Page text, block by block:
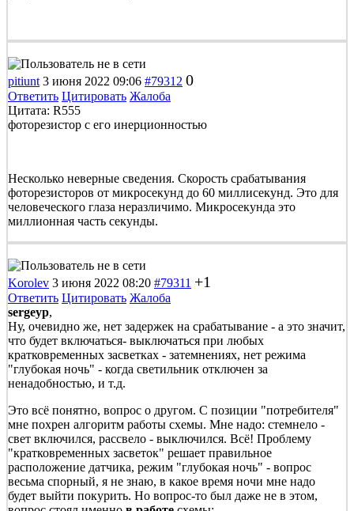
pitiunt 3 июня 2022 09:06 #79312 0
Ответить Цитировать Жалоба
Цитата: R555
фоторезистор с его инерционностью
Несколько неверные сведения. Скорость срабатывания
фоторезисторов от микросекунд до 60 миллисекунд. Это для
человеческого глаза неразличимо. Микросекунда это
миллионная часть секунды.
Korolev 3 июня 2022 08:20 #79311 +1
Ответить Цитировать Жалоба
sergeyp,
Ну, очевидно же, нет задержек на срабатывание - а это значит,
что будет включаться- выключаться при любых
кратковременных засветках - затемнениях, нет режима
"глубокая ночь" - когда светильник отключен за
ненадобностью, и т.д.
Это всё понятно, вопрос о другом. С позиции "потребителя"
мне похрен алгоритм работы схемы. Мне надо: стемнело -
свет включился, рассвело - выключился. Всё! Проблему
"кратковременных засветок" решает правильное
расположение датчика, режим "глубокая ночь" - вопрос
весьма спорный, я не знаю, в какое время ночи мне надо
будет выйти покурить. Но вопрос-то был даже не в этом,